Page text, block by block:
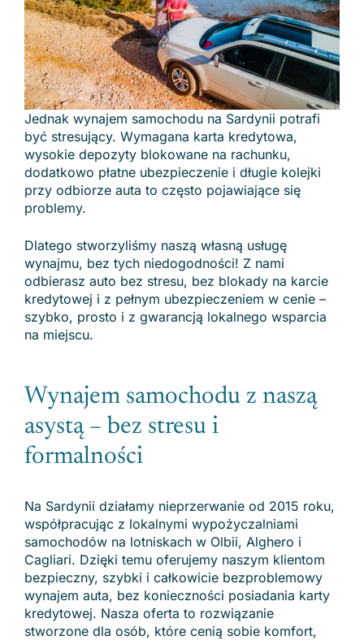
Jednak wynajem samochodu na Sardynii potrafi
być stresujący. Wymagana karta kredytowa,
wysokie depozyty blokowane na rachunku,
dodatkowo płatne ubezpieczenie i długie kolejki
przy odbiorze auta to często pojawiające się
problemy.
Dlatego stworzyliśmy naszą własną usługę
wynajmu, bez tych niedogodności! Z nami
odbierasz auto bez stresu, bez blokady na karcie
kredytowej i z pełnym ubezpieczeniem w cenie –
szybko, prosto i z gwarancją lokalnego wsparcia
na miejscu.
Wynajem samochodu z naszą
asystą – bez stresu i
formalności
Na Sardynii działamy nieprzerwanie od 2015 roku,
współpracując z lokalnymi wypożyczalniami
samochodów na lotniskach w Olbii, Alghero i
Cagliari. Dzięki temu oferujemy naszym klientom
bezpieczny, szybki i całkowicie bezproblemowy
wynajem auta, bez konieczności posiadania karty
kredytowej. Nasza oferta to rozwiązanie
stworzone dla osób, które cenią sobie komfort,